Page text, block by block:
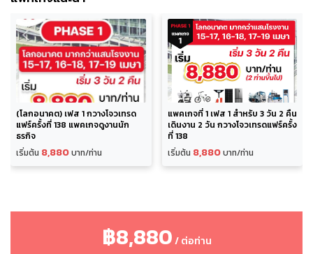
(โลกอนาคต) เฟส 1 กวางโจวเทรด
แฟร์ครั้งที่ 138 แพคเกจดูงานนัก
ธุรกิจ
เริ่มต้น 8,880บาท/ท่าน
แพคเกจที่ 1 เฟส 1 สำหรับ 3 วัน 2 คืน
เดินงาน 2 วัน กวางโจวเทรดแฟร์ครั้ง
ที่ 138
เริ่มต้น 8,880บาท/ท่าน
฿8,880/ ต่อท่าน